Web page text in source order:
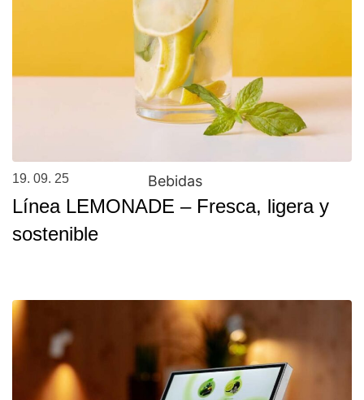
19. 09. 25 Bebidas
Línea LEMONADE – Fresca, ligera y
sostenible